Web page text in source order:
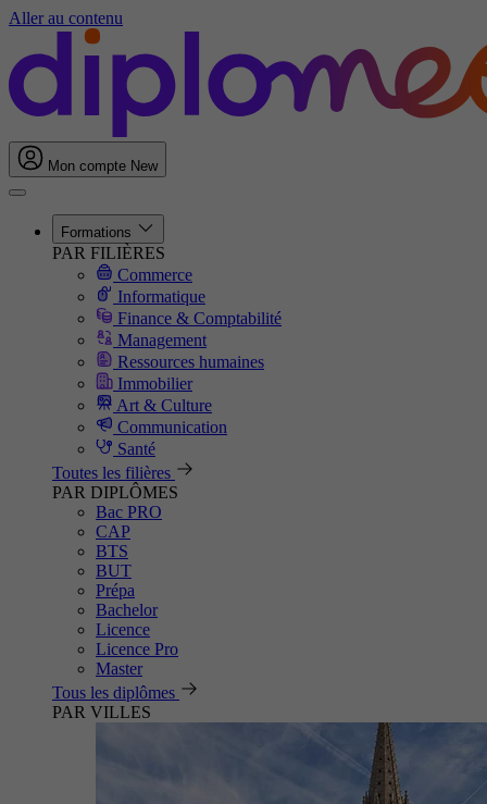
Aller au contenu
Mon compte New
Formations
PAR FILIÈRES
Commerce
Informatique
Finance & Comptabilité
Management
Ressources humaines
Immobilier
Art & Culture
Communication
Santé
Toutes les filières
PAR DIPLÔMES
Bac PRO
CAP
BTS
BUT
Prépa
Bachelor
Licence
Licence Pro
Master
Tous les diplômes
PAR VILLES